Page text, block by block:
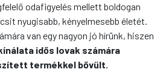
odafigyelés mellett boldogan
nyugisabb, kényelmesebb életét.
van egy nagyon jó hírünk, hiszen
idős lovak számára
termékkel bővült.